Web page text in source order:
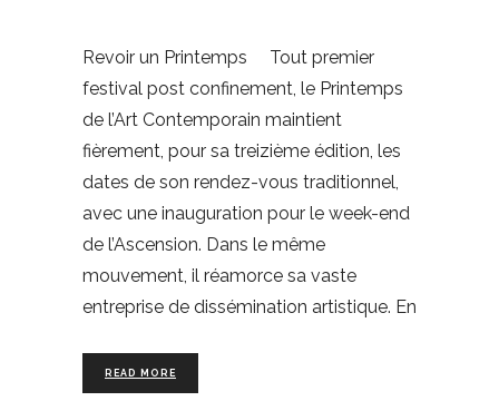
Revoir un Printemps Tout premier
festival post confinement, le Printemps
de l’Art Contemporain maintient
fièrement, pour sa treizième édition, les
dates de son rendez-vous traditionnel,
avec une inauguration pour le week-end
de l’Ascension. Dans le même
mouvement, il réamorce sa vaste
entreprise de dissémination artistique. En
READ MORE